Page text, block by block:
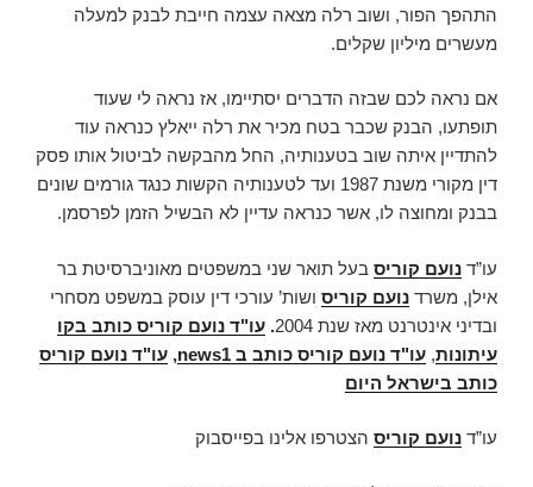
התהפך הפור, ושוב רלה מצאה עצמה חייבת לבנק למעלה
מעשרים מיליון שקלים.
אם נראה לכם שבזה הדברים יסתיימו, אז נראה לי שעוד
תופתעו, הבנק שכבר בטח מכיר את רלה ייאלץ כנראה עוד
להתדיין איתה שוב בטענותיה, החל מהבקשה לביטול אותו פסק
דין מקורי משנת 1987 ועד לטענותיה הקשות כנגד גורמים שונים
בבנק ומחוצה לו, אשר כנראה עדיין לא הבשיל הזמן לפרסמן.
עו”ד נועם קוריס בעל תואר שני במשפטים מאוניברסיטת בר
אילן, משרד נועם קוריס ושות’ עורכי דין עוסק במשפט מסחרי
ובדיני אינטרנט מאז שנת 2004
. עו"ד נועם קוריס כותב בקו
עיתונות, עו"ד נועם קוריס כותב ב news1 , עו"ד נועם קוריס
כותב בישראל היום
עו”ד נועם קוריס הצטרפו אלינו בפייסבוק